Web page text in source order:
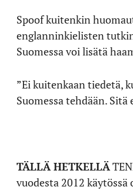
Spoof kuitenkin
englanninkielisten
Suomessa voi lisätä
”Ei kuitenkaan tiedetä,
Suomessa tehdään.
TÄLLÄ HETKELLÄ
vuodesta 2012